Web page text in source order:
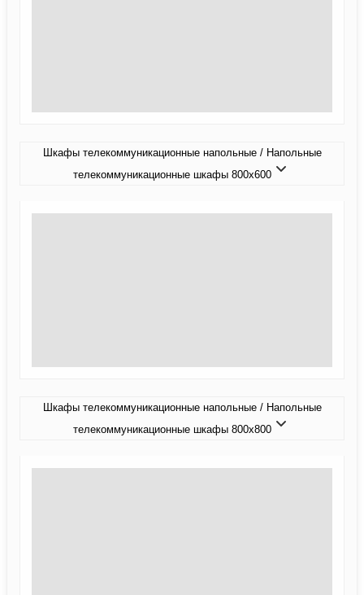
Шкафы телекоммуникационные напольные / Напольные
телекоммуникационные шкафы 800x600
Шкафы телекоммуникационные напольные / Напольные
телекоммуникационные шкафы 800x800